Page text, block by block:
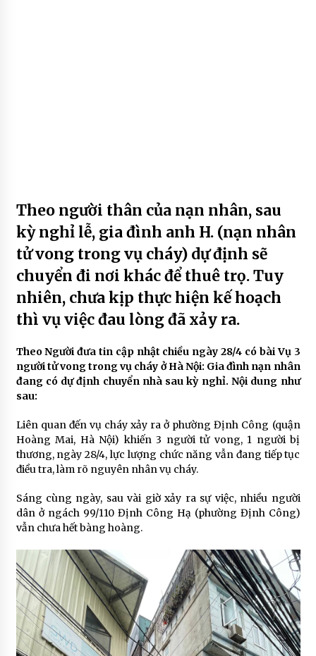
Theo người thân của nạn nhân, sau
kỳ nghỉ lễ, gia đình anh H. (nạn nhân
tử vong trong vụ cháy) dự định sẽ
chuyển đi nơi khác để thuê trọ. Tuy
nhiên, chưa kịp thực hiện kế hoạch
thì vụ việc đau lòng đã xảy ra.
Theo Người đưa tin cập nhật chiều ngày 28/4 có bài Vụ 3
người tử vong trong vụ cháy ở Hà Nội: Gia đình nạn nhân
đang có dự định chuyển nhà sau kỳ nghỉ. Nội dung như
sau:
Liên quan đến vụ cháy xảy ra ở phường Định Công (quận
Hoàng Mai, Hà Nội) khiến 3 người tử vong, 1 người bị
thương, ngày 28/4, lực lượng chức năng vẫn đang tiếp tục
điều tra, làm rõ nguyên nhân vụ cháy.
Sáng cùng ngày, sau vài giờ xảy ra sự việc, nhiều người
dân ở ngách 99/110 Định Công Hạ (phường Định Công)
vẫn chưa hết bàng hoàng.